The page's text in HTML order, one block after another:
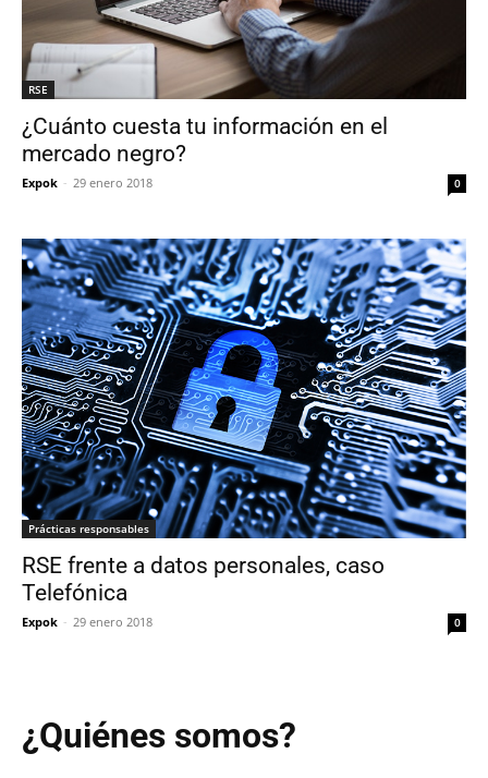
RSE
¿Cuánto cuesta tu información en el
mercado negro?
Expok - 29 enero 2018 0
Prácticas responsables
RSE frente a datos personales, caso
Telefónica
Expok - 29 enero 2018 0
¿Quiénes somos?